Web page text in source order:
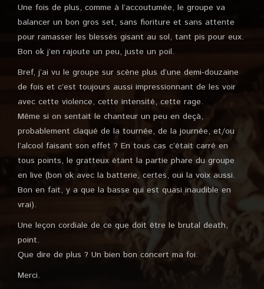
Une fois de plus, comme à l’accoutumée, le groupe va
balancer un bon gros set, sans fioriture et sans attente
pour ramasser les blessés gisant au sol, tant pis pour eux.
Bon ok j’en rajoute un peu, juste un poil.
Bref, j’ai vu le groupe sur scène plus d’une demi-douzaine
de fois et c’est toujours aussi impressionnant de les voir
avec cette violence, cette intensité, cette rage.
Même si on sentait le chanteur un peu en deçà,
probablement claqué de la tournée, de la journée, et/ou
l’alcool faisant son effet ? En tous cas c’était carré en
tous points, le gratteux étant la partie phare du groupe
en live (bon ok avec la batterie, certes, oui la voix aussi.
Bon en fait, y a que la basse qui est quasi inaudible en
vrai).
Une leçon cordiale de ce que doit être le brutal death,
point.
Que dire de plus ? Un bien bon concert ma foi.
Merci.